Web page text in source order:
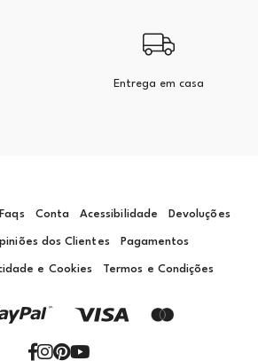
Entrega em casa
Faqs Conta Acessibilidade Devoluções
dos Clientes Pagamentos
e Cookies Termos e Condições